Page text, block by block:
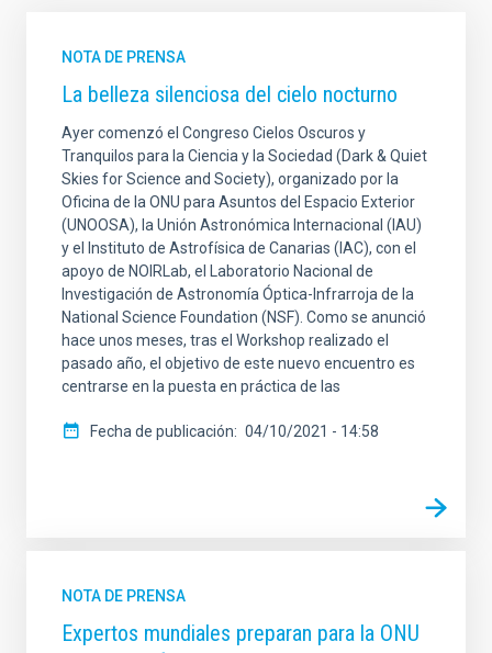
NOTA DE PRENSA
La belleza silenciosa del cielo nocturno
Ayer comenzó el Congreso Cielos Oscuros y
Tranquilos para la Ciencia y la Sociedad (Dark & Quiet
Skies for Science and Society), organizado por la
Oficina de la ONU para Asuntos del Espacio Exterior
(UNOOSA), la Unión Astronómica Internacional (IAU)
y el Instituto de Astrofísica de Canarias (IAC), con el
apoyo de NOIRLab, el Laboratorio Nacional de
Investigación de Astronomía Óptica-Infrarroja de la
National Science Foundation (NSF). Como se anunció
hace unos meses, tras el Workshop realizado el
pasado año, el objetivo de este nuevo encuentro es
centrarse en la puesta en práctica de las
Fecha de publicación 04/10/2021 - 14:58
NOTA DE PRENSA
Expertos mundiales preparan para la ONU